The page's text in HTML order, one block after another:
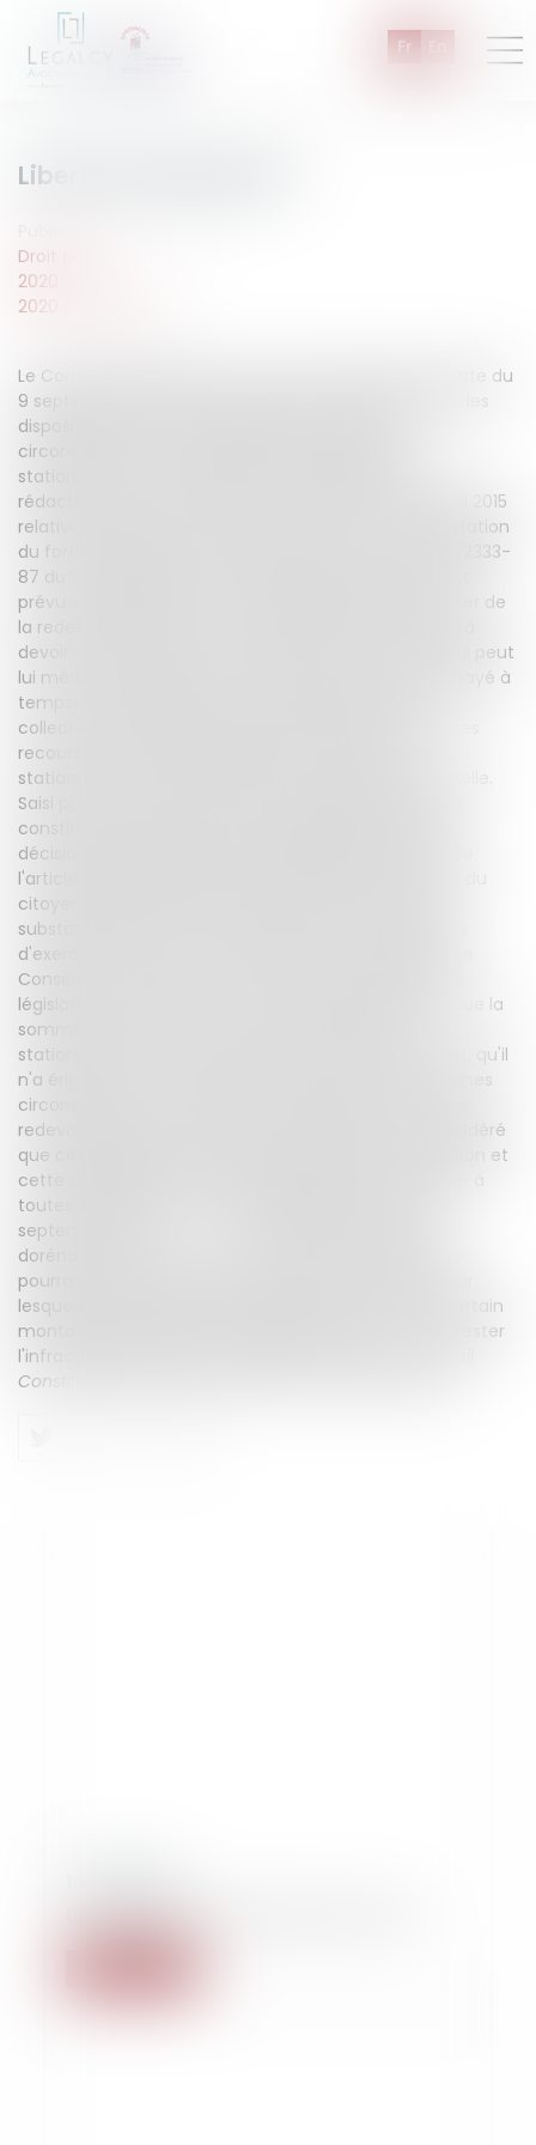
Fr
Liberté fondamentale
Droit pénal
2020
2020
Le Conseil Constitutionnel a rendu une décision en date du
9 septembre 2020, concernant l'inconstitutionnalité des
dispositions de la loi qui subordonne en toutes
circonstances la contestation des forfaits post-
stationnement à leur paiement préalable. Dans sa
rédaction issue de l'ordonnance n° 2015-401 du 9 avril 2015
relative à la gestion, au recouvrement et à la contestation
du forfait de post-stationnement prévu par l'article L2333-
87 du Code général des collectivités territoriales, il est
prévu qu'à défaut pour un automobiliste de s'acquitter de
la redevance fixée pour le stationnement, il s'expose à
devoir s'acquitter d'un forfait post-stationnement qui peut
lui même faire l'objet d'une majoration s'il n'est pas payé à
temps. L'article L2333-87-5 du Code général des
collectivités territoriales subordonne la recevabilité des
recours, au paiement préalable du forfait post-
stationnement contesté et de sa majoration éventuelle.
Saisi par le Conseil d'Etat d'une question prioritaire de
constitutionalité, le Conseil Constitutionnel, dans sa
décision du 9 septembre 2020, rappelle qu'il résulte de
l'article 16 de la Déclaration des droits de l'homme et du
citoyen de 1789 qu'il ne doit pas être porté atteinte
substantiellement au droit des personnes intéressées
d'exercer un recours effectif devant une juridiction. Le
Conseil Constitutionnel a constaté que, d'une part, le
législateur n'avait pris aucune mesure garantissant que la
somme à payer pour contester les forfaits post-
stationnement ne soit pas trop élevée et d'autre part, qu'il
n'a érigé aucune exception tenant compte de certaines
circonstances ou de situation particulière de certains
redevables. Partant, le Conseil Constitutionnel a considéré
que ces dispositions étaient contraires à la Constitution et
cette déclaration d'inconstitutionnalité est applicable à
toutes les affaires non jugées définitivement au 9
septembre 2020. * * * La question qui se pose
dorénavant est de savoir si cette inconstitutionnalité
pourra s'étendre aux infractions d'excès de vitesse sur
lesquelles il est également obligatoire de payer un certain
montant égal à celui de l'amende, pour pouvoir contester
l'infraction reprochée. Affaire à suivre donc.
Constitutionnel, 9 septembre 2020, n° 2020-855QPC